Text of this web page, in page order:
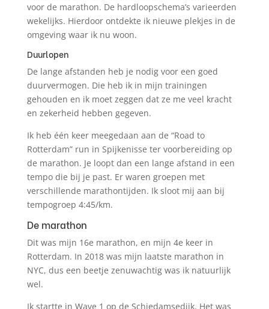
voor de marathon. De hardloopschema’s varieerden
wekelijks. Hierdoor ontdekte ik nieuwe plekjes in de
omgeving waar ik nu woon.
Duurlopen
De lange afstanden heb je nodig voor een goed
duurvermogen. Die heb ik in mijn trainingen
gehouden en ik moet zeggen dat ze me veel kracht
en zekerheid hebben gegeven.
Ik heb één keer meegedaan aan de “Road to
Rotterdam” run in Spijkenisse ter voorbereiding op
de marathon. Je loopt dan een lange afstand in een
tempo die bij je past. Er waren groepen met
verschillende marathontijden. Ik sloot mij aan bij
tempogroep 4:45/km.
De marathon
Dit was mijn 16e marathon, en mijn 4e keer in
Rotterdam. In 2018 was mijn laatste marathon in
NYC, dus een beetje zenuwachtig was ik natuurlijk
wel.
Ik startte in Wave 1 op de Schiedamsedijk. Het was